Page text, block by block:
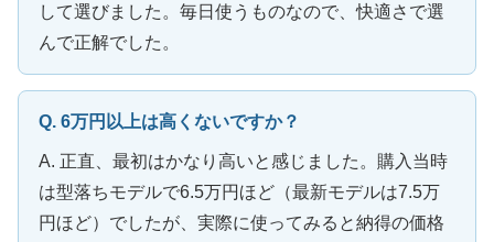
して選びました。毎日使うものなので、快適さで選
んで正解でした。
Q. 6万円以上は高くないですか？
A. 正直、最初はかなり高いと感じました。購入当時
は型落ちモデルで6.5万円ほど（最新モデルは7.5万
円ほど）でしたが、実際に使ってみると納得の価格